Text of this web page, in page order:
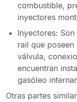
combustible,
inyectores
Inyectores:
rail que poseen
válvula,
encuentran
gasóleo
Otras partes